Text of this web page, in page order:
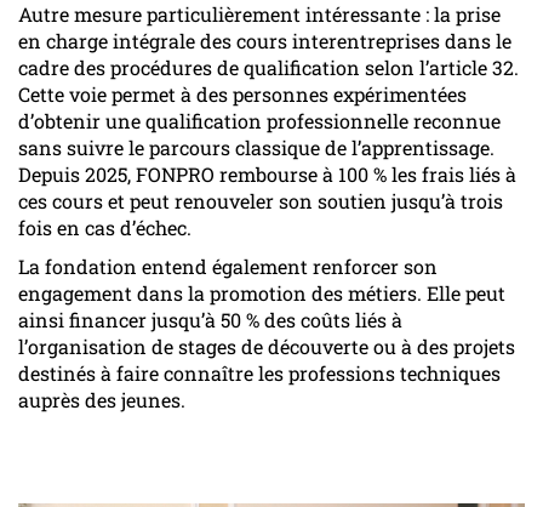
Autre mesure particulièrement intéressante : la prise
en charge intégrale des cours interentreprises dans le
cadre des procédures de qualification selon l’article 32.
Cette voie permet à des personnes expérimentées
d’obtenir une qualification professionnelle reconnue
sans suivre le parcours classique de l’apprentissage.
Depuis 2025, FONPRO rembourse à 100 % les frais liés à
ces cours et peut renouveler son soutien jusqu’à trois
fois en cas d’échec.
La fondation entend également renforcer son
engagement dans la promotion des métiers. Elle peut
ainsi financer jusqu’à 50 % des coûts liés à
l’organisation de stages de découverte ou à des projets
destinés à faire connaître les professions techniques
auprès des jeunes.